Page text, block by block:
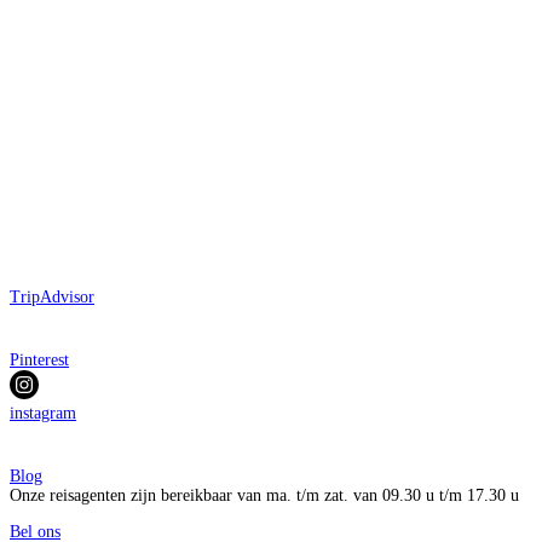
TripAdvisor
Pinterest
instagram
Blog
Onze reisagenten zijn bereikbaar van ma. t/m zat. van 09.30 u t/m 17.30 u
Bel ons